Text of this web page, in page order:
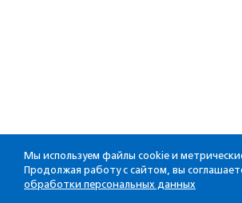
Мы используем файлы cookie и
Продолжая работу с сайтом, вы
обработки персональных данных